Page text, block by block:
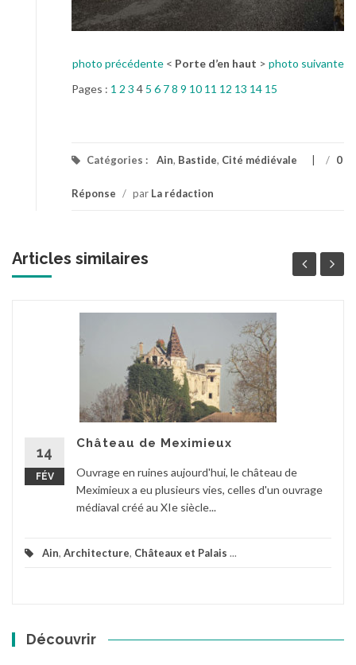
photo précédente< Porte d’en haut > photo suivante
Pages : 1 2 3 4 5 6 78 9 10 11 12 13 14 15
Catégories : Ain, Bastide, Cité médiévale / 0
Réponse / par La rédaction
Articles similaires
14
FÉV
Château de Meximieux
Ouvrage en ruines aujourd'hui, le château de
Meximieux a eu plusieurs vies, celles d'un ouvrage
médiaval créé au XIe siècle...
Ain, Architecture, Châteaux et Palais ...
Découvrir